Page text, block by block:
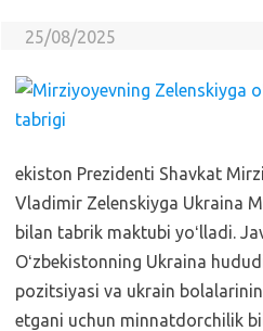
25/08/2025
ekiston Prezidenti Shavkat
Vladimir Zelenskiyga Ukrainа
bilan tabrik maktubi yoʻlladi.
Oʻzbekistonning Ukrainа
pozitsiyasi va ukrain
etgani uchun minnatdorchilik